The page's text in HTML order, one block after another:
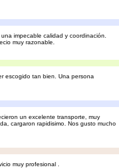
impecable calidad y coordinación.
muy razonable.
escogido tan bien. Una persona
un excelente transporte, muy
cargaron rapidisimo. Nos gusto mucho
muy profesional .